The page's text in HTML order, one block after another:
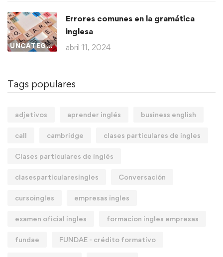
UNCATEGORIZED
Errores comunes en la gramática
inglesa
abril 11, 2024
Tags populares
adjetivos aprender inglés business english
call cambridge clases particulares de ingles
Clases particulares de inglés
clasesparticularesingles Conversación
cursoingles empresas ingles
examen oficial ingles formacion ingles empresas
fundae FUNDAE - crédito formativo